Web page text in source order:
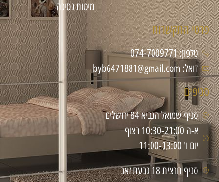
מיטות נסיכה
פרטי התקשרות
טלפון: 074-7009771
דואל: byb6471881@gmail.com
סניפים
סניף שמואל הנביא 84 ירושלים
א-ה 10:30-21:00 רצוף
יום ו' 11:00-13:00
סניף חרצית 18 גבעת זאב